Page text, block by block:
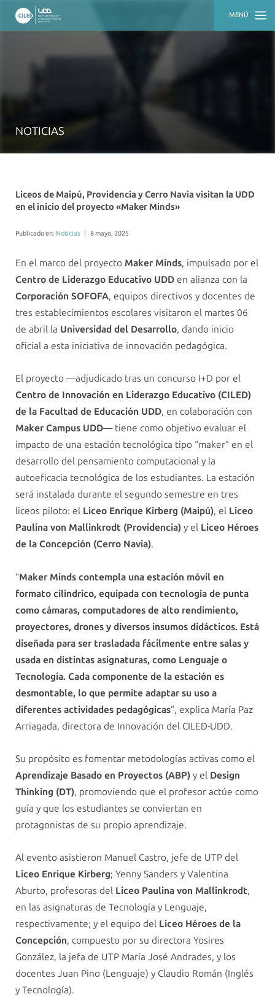
NOTICIAS
MENÚ
Liceos de Maipú, Providencia y Cerro Navia visitan la UDD
en el inicio del proyecto «Maker Minds»
Publicado en: Noticias | 8 mayo, 2025
En el marco del proyecto Maker Minds, impulsado por el
Centro de Liderazgo Educativo UDD en alianza con la
Corporación SOFOFA, equipos directivos y docentes de
tres establecimientos escolares visitaron el martes 06
de abril la Universidad del Desarrollo, dando inicio
oficial a esta iniciativa de innovación pedagógica.
El proyecto —adjudicado tras un concurso I+D por el
Centro de Innovación en Liderazgo Educativo (CILED)
de la Facultad de Educación UDD, en colaboración con
Maker Campus UDD— tiene como objetivo evaluar el
impacto de una estación tecnológica tipo “maker” en el
desarrollo del pensamiento computacional y la
autoeficacia tecnológica de los estudiantes. La estación
será instalada durante el segundo semestre en tres
liceos piloto: el Liceo Enrique Kirberg (Maipú), el Liceo
Paulina von Mallinkrodt (Providencia) y el Liceo Héroes
de la Concepción (Cerro Navia).
“Maker Minds contempla una estación móvil en
formato cilíndrico, equipada con tecnología de punta
como cámaras, computadores de alto rendimiento,
proyectores, drones y diversos insumos didácticos. Está
diseñada para ser trasladada fácilmente entre salas y
usada en distintas asignaturas, como Lenguaje o
Tecnología. Cada componente de la estación es
desmontable, lo que permite adaptar su uso a
diferentes actividades pedagógicas”, explica María Paz
Arriagada, directora de Innovación del CILED-UDD.
Su propósito es fomentar metodologías activas como el
Aprendizaje Basado en Proyectos (ABP) y el Design
Thinking (DT), promoviendo que el profesor actúe como
guía y que los estudiantes se conviertan en
protagonistas de su propio aprendizaje.
Al evento asistieron Manuel Castro, jefe de UTP del
Liceo Enrique Kirberg; Yenny Sanders y Valentina
Aburto, profesoras del Liceo Paulina von Mallinkrodt,
en las asignaturas de Tecnología y Lenguaje,
respectivamente; y el equipo del Liceo Héroes de la
Concepción, compuesto por su directora Yosires
González, la jefa de UTP María José Andrades, y los
docentes Juan Pino (Lenguaje) y Claudio Román (Inglés
y Tecnología).